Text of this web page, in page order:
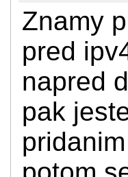
Znamy
pred
napred
pak